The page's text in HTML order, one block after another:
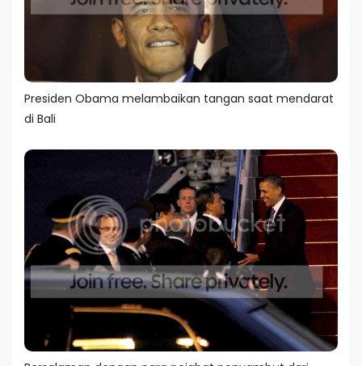
Presiden Obama melambaikan tangan saat mendarat
di Bali